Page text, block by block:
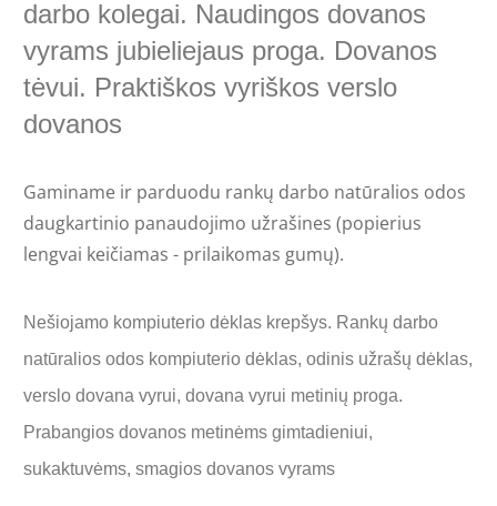
darbo kolegai. Naudingos dovanos
vyrams jubieliejaus proga. Dovanos
tėvui. Praktiškos vyriškos verslo
dovanos
Gaminame ir parduodu rankų darbo natūralios odos
daugkartinio panaudojimo užrašines (popierius
lengvai keičiamas - prilaikomas gumų).
Nešiojamo kompiuterio dėklas krepšys. Rankų darbo
natūralios odos kompiuterio dėklas, odinis užrašų dėklas,
verslo dovana vyrui, dovana vyrui metinių proga.
Prabangios dovanos metinėms gimtadieniui,
sukaktuvėms, smagios dovanos vyrams